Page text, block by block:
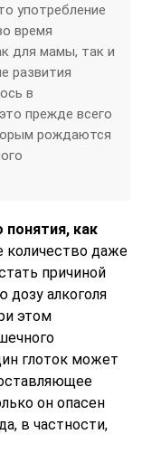
употребление
время
для мамы, так и
развития
в
прежде всего
рождаются
понятия, как
даже
причиной
алкоголя
этом
глоток может
он опасен
в частности,